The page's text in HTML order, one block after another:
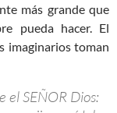
más grande que
pueda hacer. El
imaginarios toman
el SEÑOR Dios: